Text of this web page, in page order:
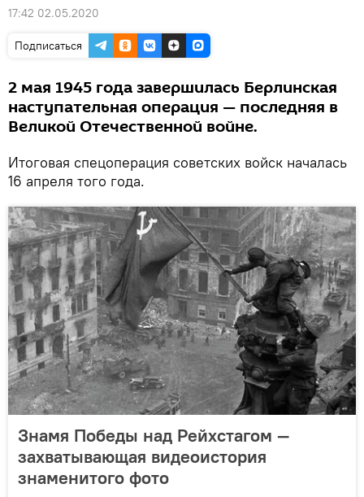
17:42 02.05.2020
Подписаться
2 мая 1945 года завершилась Берлинская
наступательная операция — последняя в
Великой Отечественной войне.
Итоговая спецоперация советских войск началась
16 апреля того года.
Знамя Победы над Рейхстагом —
захватывающая видеоистория
знаменитого фото